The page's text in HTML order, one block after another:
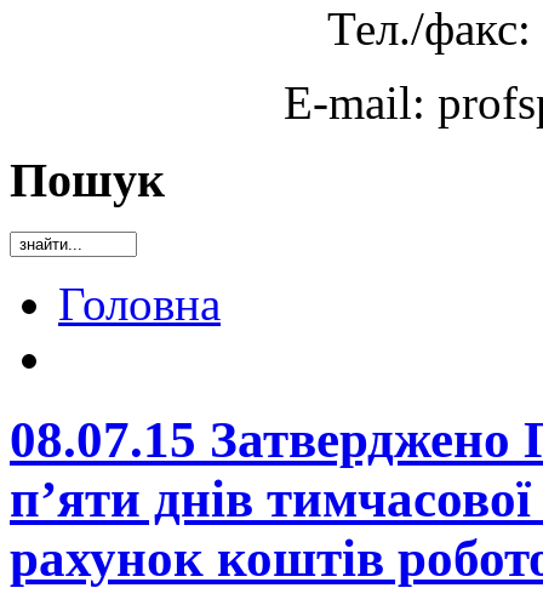
Тел./
E-mail:
Пошук
Головна
08.07.15
п’яти днів
рахунок коштів